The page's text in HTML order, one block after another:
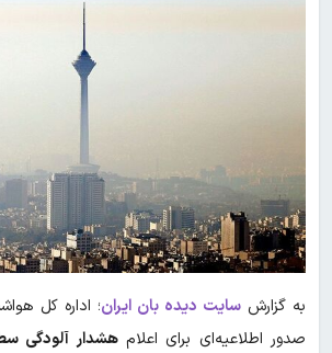
به گزارش سایت دیده بان ایران؛ اداره کل
صدور اطلاعیه‌ای برای اعلامهشدار آلودگی